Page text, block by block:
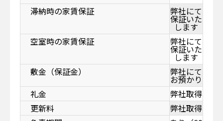
滞納時の家賃保証
弊社にて
保証いた
します
空室時の家賃保証
弊社にて
保証いた
します
敷金（保証金）
弊社にて
お預かり
礼金
弊社取得
更新料
弊社取得